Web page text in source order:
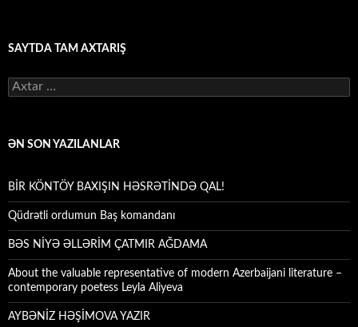
SAYTDA TAM AXTARIŞ
Axtarış:
ƏN SON YAZILANLAR
BİR KÖNTÖY BAXIŞIN HƏSRƏTİNDƏ QAL!
Qüdrətli ordumun Baş komandanı
BƏS NİYƏ ƏLLƏRİM ÇATMIR AĞDAMA
About the valuable representative of modern Azerbaijani literature –
contemporary poetess Leyla Aliyeva
AYBƏNİZ HƏŞİMOVA YAZIR